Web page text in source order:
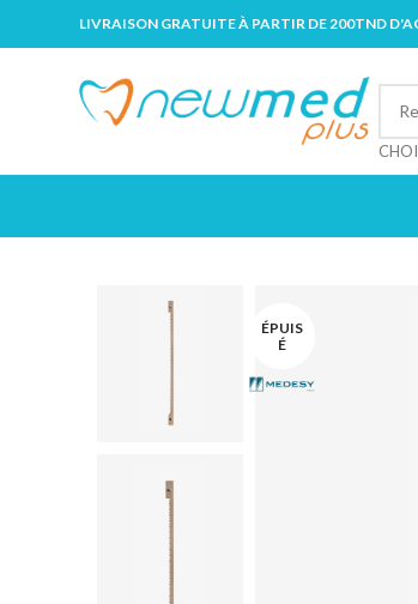
LIVRAISON GRATUITE À PARTIR DE 200TND
ÉPUIS
É